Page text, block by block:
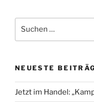
nach:
NEUESTE
Jetzt im Handel: